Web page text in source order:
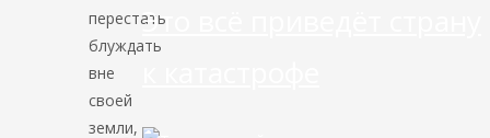
перестать
блуждать
вне
своей
земли,
Это всё приведёт страну